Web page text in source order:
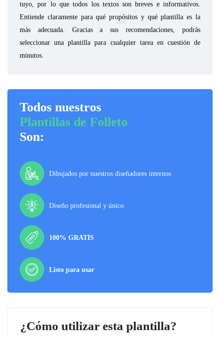
tuyo, por lo que todos los textos son breves e informativos.
Entiende claramente para qué propósitos y qué plantilla es la
más adecuada. Gracias a sus recomendaciones, podrás
seleccionar una plantilla para cualquier tarea en cuestión de
minutos.
Todos nuestros
Plantillas de Folleto
Son:
Dibujados por nuestros diseñadores internos
Diseño profesional y único
100% GRATIS
Listo para usar
¿Cómo utilizar esta plantilla?